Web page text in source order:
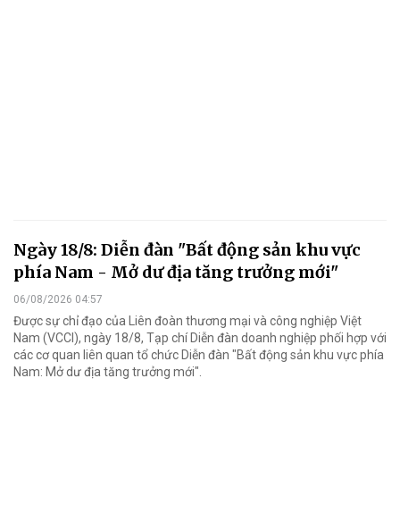
Ngày 18/8: Diễn đàn "Bất động sản khu vực
phía Nam - Mở dư địa tăng trưởng mới"
06/08/2026 04:57
Được sự chỉ đạo của Liên đoàn thương mại và công nghiệp Việt
Nam (VCCI), ngày 18/8, Tạp chí Diễn đàn doanh nghiệp phối hợp với
các cơ quan liên quan tổ chức Diễn đàn "Bất động sản khu vực phía
Nam: Mở dư địa tăng trưởng mới".